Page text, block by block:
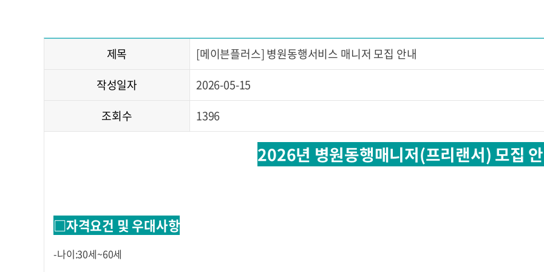
제목
[메이븐플러스] 병원동행서비스 매니저 모집 안내
작성일자
2026-05-15
조회수
1396
2026년 병원동행매니저(프리랜서) 모집
□자격요건 및 우대사항
-나이:30세~60세